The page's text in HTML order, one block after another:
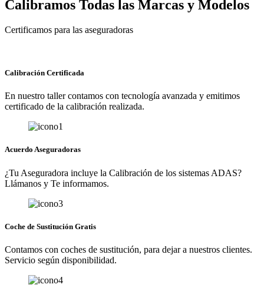
Calibramos Todas las Marcas y Modelos
Certificamos para las aseguradoras
Calibración Certificada
En nuestro taller contamos con tecnología avanzada y emitimos
certificado de la calibración realizada.
Acuerdo Aseguradoras
¿Tu Aseguradora incluye la Calibración de los sistemas ADAS?
Llámanos y Te informamos.
Coche de Sustitución Gratis
Contamos con coches de sustitución, para dejar a nuestros clientes.
Servicio según disponibilidad.